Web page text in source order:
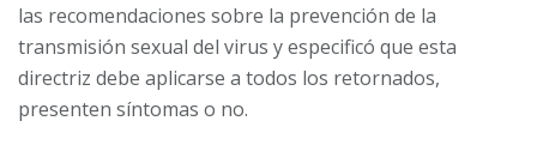
las recomendaciones sobre la prevención de la
transmisión sexual del virus y especificó que esta
directriz debe aplicarse a todos los retornados,
presenten síntomas o no.